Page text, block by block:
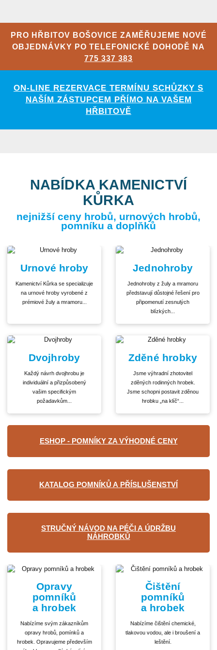
PRO HŘBITOV BOŠOVICE ZAMĚŘUJEME NOVÉ
OBJEDNÁVKY PO TELEFONICKÉ DOHODĚ NA
775 337 383
ON-LINE REZERVACE TERMÍNU SCHŮZKY S
NAŠÍM ZÁSTUPCEM PŘÍMO NA VAŠEM
HŘBITOVĚ
NABÍDKA KAMENICTVÍ
KŮRKA
nejnižší ceny hrobů, urnových hrobů,
pomníku a doplňků
Urnové hroby
Kamenictví Kůrka se specializuje
na urnové hroby vyrobené z
prémiové žuly a mramoru...
Jednohroby
Jednohroby z žuly a mramoru
představují důstojné řešení pro
připomenutí zesnulých
blízkých...
Dvojhroby
Každý návrh dvojhrobu je
individuální a přizpůsobený
vašim specifickým
požadavkům...
Zděné hrobky
Jsme výhradní zhotovitel
zděných rodinných hrobek.
Jsme schopni postavit zděnou
hrobku „na klíč“...
ESHOP - POMNÍKY ZA VÝHODNÉ CENY
KATALOG POMNÍKŮ A PŘÍSLUŠENSTVÍ
STRUČNÝ NÁVOD NA PÉČI A ÚDRŽBU
NÁHROBKŮ
Opravy
pomníků
a hrobek
Nabízíme svým zákazníkům
opravy hrobů, pomínků a
hrobek. Opravujeme především
Čištění
pomníků
a hrobek
Nabízíme čištění chemické,
tlakovou vodou, ale i broušení a
leštění.